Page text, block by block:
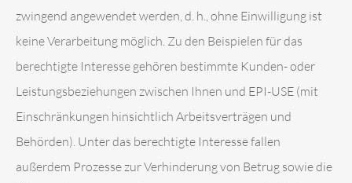
zwingend angewendet werden, d. h., ohne Einwilligung ist
keine Verarbeitung möglich. Zu den Beispielen für das
berechtigte Interesse gehören bestimmte Kunden- oder
Leistungsbeziehungen zwischen Ihnen und EPI-USE (mit
Einschränkungen hinsichtlich Arbeitsverträgen und
Behörden). Unter das berechtigte Interesse fallen
außerdem Prozesse zur Verhinderung von Betrug sowie die